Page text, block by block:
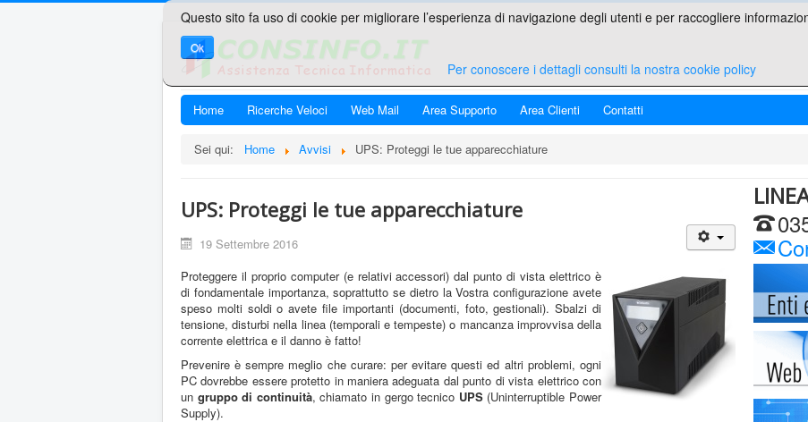
Home Ricerche Veloci Web Mail Area Supporto Area Clienti Contatti
Sei qui: Home Avvisi UPS: Proteggi le tue apparecchiature
UPS: Proteggi le tue apparecchiature
19 Settembre 2016
Proteggere il proprio computer (e relativi accessori) dal punto di vista elettrico è
di fondamentale importanza, soprattutto se dietro la Vostra configurazione avete
speso molti soldi o avete file importanti (documenti, foto, gestionali). Sbalzi di
tensione, disturbi nella linea (temporali e tempeste) o mancanza improvvisa della
corrente elettrica e il danno è fatto!
Prevenire è sempre meglio che curare: per evitare questi ed altri problemi, ogni
PC dovrebbe essere protetto in maniera adeguata dal punto di vista elettrico con
un gruppo di continuità, chiamato in gergo tecnico UPS(Uninterruptible Power
Supply).
Questo sito fa uso di cookie per migliorare l’esperienza di navigazione degli utenti e per raccogliere
Ok
Per conoscere i dettagli consulti la nostra cookie policy